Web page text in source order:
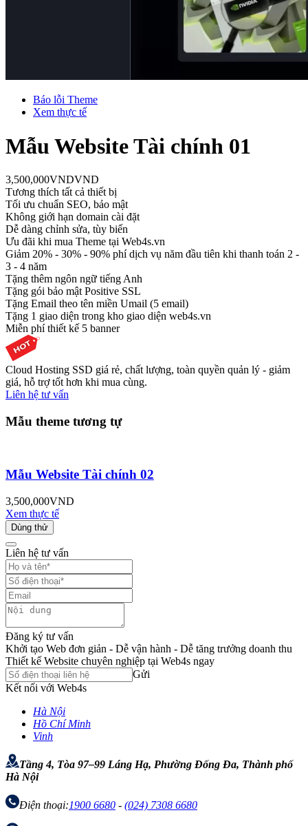
Báo lỗi Theme
Xem thực tế
Mẫu Website Tài chính 01
3,500,000VNDVND
Tương thích tất cả thiết bị
Tối ưu chuẩn SEO, bảo mật
Không giới hạn domain cài đặt
Dễ dàng chỉnh sửa, tùy biến
Ưu đãi khi mua Theme tại Web4s.vn
Giảm 20% - 30% - 90% phí dịch vụ năm đầu tiên khi thanh toán 2 -
3 - 4 năm
Tặng thêm ngôn ngữ tiếng Anh
Tặng gói bảo mật Positive SSL
Tặng Email theo tên miền Umail (5 email)
Tặng 1 giao diện trong kho giao diện web4s.vn
Miễn phí thiết kế 5 banner
Cloud Hosting SSD giá rẻ, chất lượng, toàn quyền quản lý - giảm
giá, hỗ trợ tốt hơn khi mua cùng.
Liên hệ tư vấn
Mẫu theme tương tự
Mẫu Website Tài chính 02
3,500,000VND
Xem thực tế
Dùng thử
Liên hệ tư vấn
Đăng ký tư vấn
Khởi tạo Web đơn giản - Dễ vận hành - Dễ tăng trưởng doanh thu
Thiết kế Website chuyên nghiệp tại Web4s ngay
Gửi
Kết nối với Web4s
Hà Nội
Hồ Chí Minh
Vinh
Tầng 4, Tòa 97–99 Láng Hạ, Phường Đống Đa, Thành phố
Hà Nội
Điện thoại:1900 6680 - (024) 7308 6680